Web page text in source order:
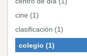
cine (1)
clasificación (1)
colegio (1)